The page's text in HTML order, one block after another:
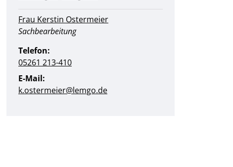
Frau Kerstin Ostermeier
Position:
Sachbearbeitung
Telefon:
05261 213-410
E-Mail:
k.ostermeier@​lemgo.de